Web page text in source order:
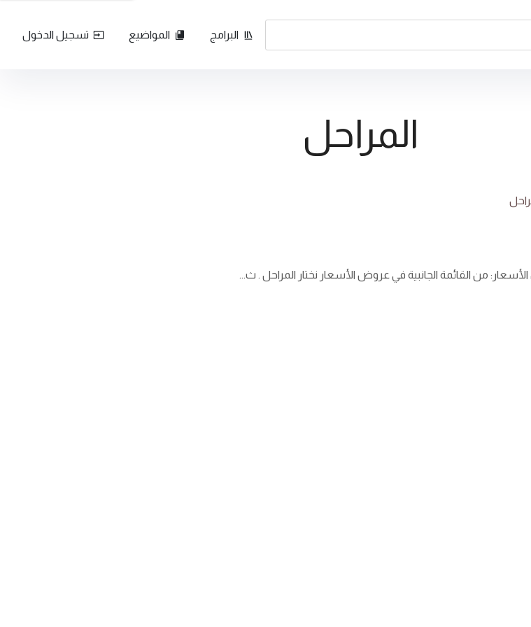
البرامج المواضيع تسجيل الدخول
المراحل
من القائمة الجانبية في عروض الأسعار نختار المراحل . ث...